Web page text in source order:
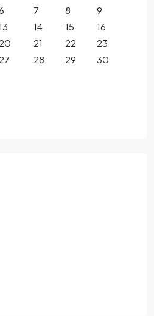
7 8
9
14 15
16
20 21 22
23
27 28 29
30